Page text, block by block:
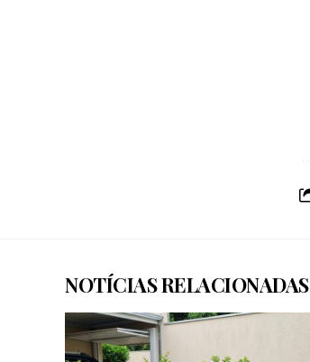
NOTÍCIAS RELACIONADAS